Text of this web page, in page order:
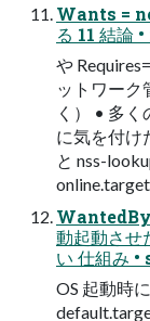
Wants =
る 11 結
や
ットワーク
く） • 多
に気を付け
と nss-
WantedBy
動起動させ
い 仕組み
OS 起動時